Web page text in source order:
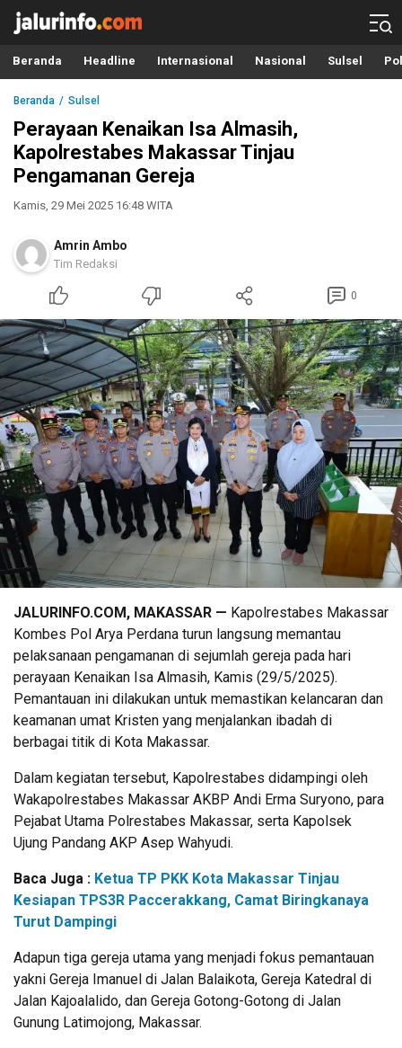
Info Terbaru, Berita Terkini Hari Ini, Jalurinfo.com
Terkini, Akurat dan Terpercaya
Beranda Headline Internasional Nasional Sulsel
Beranda Sulsel
Perayaan Kenaikan Isa Almasih,
Kapolrestabes Makassar Tinjau
Pengamanan Gereja
Kamis, 29 Mei 2025 16:48 WITA
Amrin Ambo
Tim Redaksi
0
JALURINFO.COM, MAKASSAR — Kapolrestabes Makassar
Kombes Pol Arya Perdana turun langsung memantau
pelaksanaan pengamanan di sejumlah gereja pada hari
perayaan Kenaikan Isa Almasih, Kamis (29/5/2025).
Pemantauan ini dilakukan untuk memastikan kelancaran dan
keamanan umat Kristen yang menjalankan ibadah di
berbagai titik di Kota Makassar.
Dalam kegiatan tersebut, Kapolrestabes didampingi oleh
Wakapolrestabes Makassar AKBP Andi Erma Suryono, para
Pejabat Utama Polrestabes Makassar, serta Kapolsek
Ujung Pandang AKP Asep Wahyudi.
Baca Juga : Ketua TP PKK Kota Makassar Tinjau
Kesiapan TPS3R Paccerakkang, Camat Biringkanaya
Turut Dampingi
Adapun tiga gereja utama yang menjadi fokus pemantauan
yakni Gereja Imanuel di Jalan Balaikota, Gereja Katedral di
Jalan Kajoalalido, dan Gereja Gotong-Gotong di Jalan
Gunung Latimojong, Makassar.